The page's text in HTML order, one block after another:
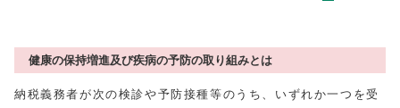
健康の保持増進及び疾病の予防の取り組みとは
納税義務者が次の検診や予防接種等のうち、いずれか一つを受